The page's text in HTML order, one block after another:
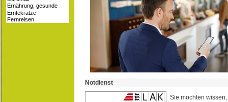
Notdienst
Sie möchten